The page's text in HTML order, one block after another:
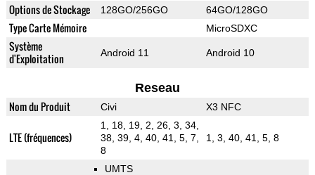
Options de Stockage 128GO/256GO 64GO/128GO
Type Carte Mémoire MicroSDXC
Système
d'Exploitation
Android 11 Android 10
Reseau
Nom du Produit Civi X3 NFC
LTE (fréquences)
1, 18, 19, 2, 26, 3, 34,
38, 39, 4, 40, 41, 5, 7,
8
1, 3, 40, 41, 5, 8
UMTS